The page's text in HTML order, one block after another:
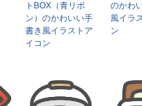
トBOX（青リボ
ン）のかわいい手
書き風イラストア
イコン
のかわ
風イラ
ン